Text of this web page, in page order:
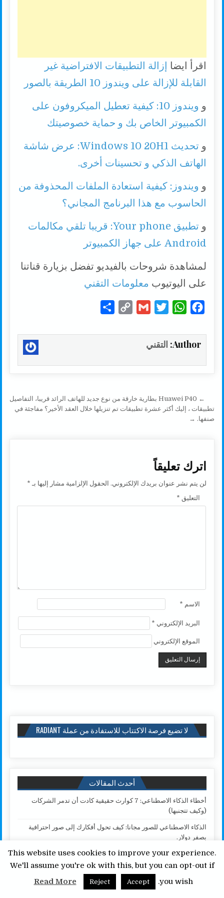
اقرأ ايضا
إزالة التطبيقات الافتراضية غير
القابلة للإزالة على ويندوز 10 الطريقة بالصور
و
ويندوز 10: كيفية تعطيل الميكروفون على
الكمبيوتر الخاص بك و حماية خصوصيتك
و
تحديث Windows 10 20H1: عرض شاشة
الهاتف الذكي و تحسينات أخرى.
و ويندوز: كيفية استعادة الملفات المحذوفة من
الحاسوب مع هذا البرنامج المجاني؟
و
تطبيق Your phone: قريبا تلقي مكالمات
Android على جهاز الكمبيوتر
لمشاهدة شروحات بالفيديو تفضل بزيارة قناتنا
على اليوتيوب معلومات التقني
c
e
k
W
a
t
p
i
t
G
a
p
k
a
Author: التقني
تصفّح المقالات
← Huawei P40 بطارية خارقة من نوع جديد للهاتف الرائد قريبا، التفاصيل
تطبيقات ، إليك أكثر عشرة تطبيقات تم تنزيلها خلال العقد الأخير؟ مفاجئة في
صنفها. →
اترك تعليقاً
لن يتم نشر عنوان بريدك الإلكتروني. الحقول الإلزامية مشار إليها بـ *
التعليق *
الاسم *
البريد الإلكتروني *
الموقع الإلكتروني
لا تضيع فرصة الاكتتاب للاستفادة من عملة RADIANT
أحدث المقالات
أخطاء الذكاء الاصطناعي: 7 كوارث حقيقية كادت أن تدمر الشركات
(وكيف تتجنبها)
الذكاء الاصطناعي للصور مجانا: كيف تحول أفكارك إلى صور احترافية
بصفر دولار.
أفضل طرق الربح من ChatGPT للمبتدئين دليل شامل لربح 2000 دولار
من ChatGPT.
أفضل محتوى للربح من موقع إلكتروني نيتشات سرية لربح 3000 دولار
This website uses cookies to improve your experience.
We'll assume you're ok with this, but you can opt-out if
you wish.
Accept
Reject
Read More